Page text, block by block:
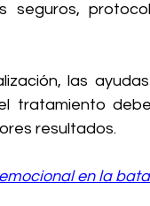
seguros,
las
tratamiento
resultados.
en la